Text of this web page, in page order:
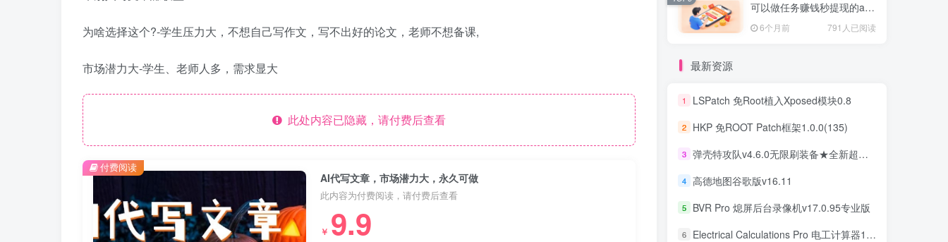
为啥选择这个?-学生压力大，不想自己写作文，写不出好的论文，老师不想备课,
市场潜力大-学生、老师人多，需求显大
此处内容已隐藏，请付费后查看
AI代写文章，市场潜力大，永久可做
此内容为付费阅读，请付费后查看
￥ 9.9
付费阅读
可以做任务赚钱秒提现的app
6个月前 791人已阅读
最新资源
1 LSPatch 免Root植入Xposed模块0.8
2 HKP 免ROOT Patch框架1.0.0(135)
3 弹壳特攻队v4.6.0无限刷装备★全新超爽动作射击割草游戏
4 高德地图谷歌版v16.11
5 BVR Pro 熄屏后台录像机v17.0.95专业版
6 Electrical Calculations Pro 电工计算器11.0.5专业版